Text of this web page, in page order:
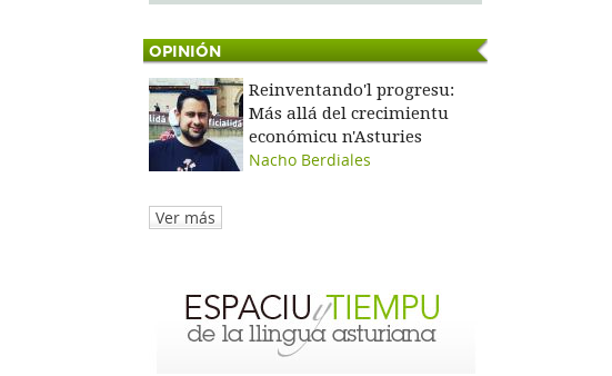
OPINIÓN
Reinventando'l progresu:
Más allá del crecimientu
económicu n'Asturies
Nacho Berdiales
Ver más